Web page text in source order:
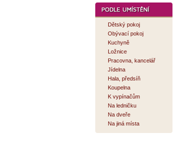
Dětský pokoj
Obývací pokoj
Kuchyně
Ložnice
Pracovna, kancelář
Jídelna
Hala, předsíň
Koupelna
K vypínačům
Na ledničku
Na dveře
Na jiná místa